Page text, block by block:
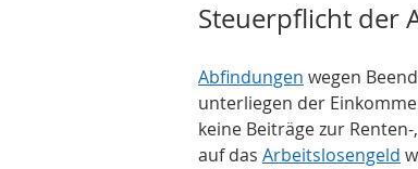
Steuerpflicht der
Abfindungen wegen
unterliegen der
keine Beiträge zur
auf das Arbeitslosengeld